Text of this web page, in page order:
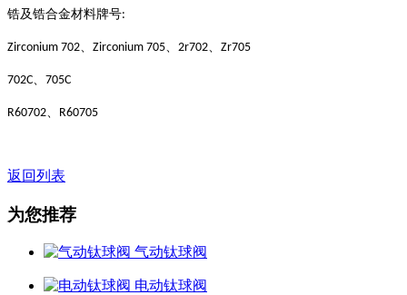
锆及锆合金材料牌号:
Zirconium 702 Zirconium 705 2r702 Zr705
702C 705C
R60702 R60705
返回列表
为您推荐
气动钛球阀
电动钛球阀